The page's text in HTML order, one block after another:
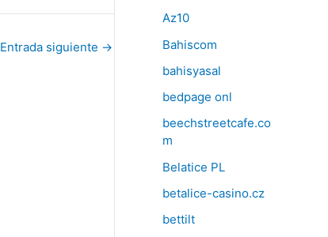
Entrada siguiente →
Az10
Bahiscom
bahisyasal
bedpage onl
beechstreetcafe.co
m
Belatice PL
betalice-casino.cz
bettilt